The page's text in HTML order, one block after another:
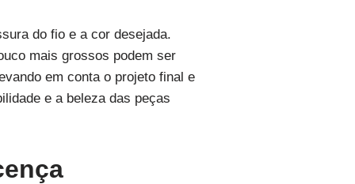
do fio e a cor desejada.
mais grossos podem ser
em conta o projeto final e
e a beleza das peças